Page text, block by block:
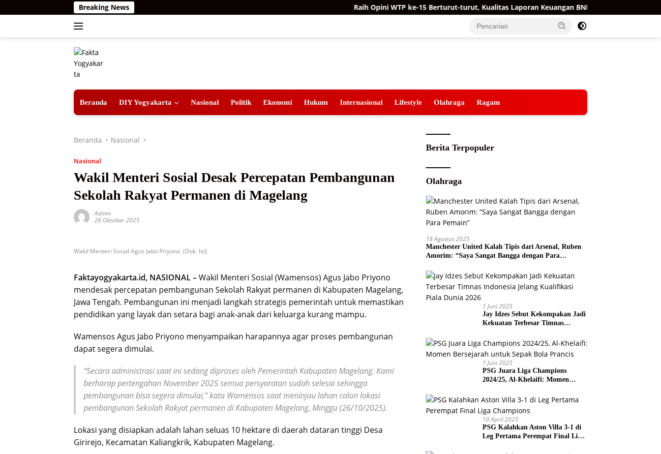
ke
Breaking News Raih Opini WTP ke-15 Berturut-turut, Kualitas Laporan Keuangan BNPB Diapresiasi BPK
Beranda DIY Yogyakarta Nasional Politik Ekonomi Hukum Internasional Lifestyle Olahraga Ragam
Beranda Nasional
Nasional
Wakil Menteri Sosial Desak Percepatan Pembangunan
Sekolah Rakyat Permanen di Magelang
Admin
26 Oktober 2025
Wakil Menteri Sosial Agus Jabo Priyono. (Dok. Ist)
Faktayogyakarta.id, NASIONAL –Wakil Menteri Sosial (Wamensos) Agus Jabo Priyono
mendesak percepatan pembangunan Sekolah Rakyat permanen di Kabupaten Magelang,
Jawa Tengah. Pembangunan ini menjadi langkah strategis pemerintah untuk memastikan
pendidikan yang layak dan setara bagi anak-anak dari keluarga kurang mampu.
Wamensos Agus Jabo Priyono menyampaikan harapannya agar proses pembangunan
dapat segera dimulai.
“Secara administrasi saat ini sedang diproses oleh Pemerintah Kabupaten Magelang. Kami
berharap pertengahan November 2025 semua persyaratan sudah selesai sehingga
pembangunan bisa segera dimulai,” kata Wamensos saat meninjau lahan calon lokasi
pembangunan Sekolah Rakyat permanen di Kabupaten Magelang, Minggu (26/10/2025).
Lokasi yang disiapkan adalah lahan seluas 10 hektare di daerah dataran tinggi Desa
Girirejo, Kecamatan Kaliangkrik, Kabupaten Magelang.
Berita Terpopuler
Olahraga
18 Agustus 2025
Manchester United Kalah Tipis dari Arsenal, Ruben
Amorim: “Saya Sangat Bangga dengan Para
1 Juni 2025
Jay Idzes Sebut Kekompakan Jadi
Kekuatan Terbesar Timnas
Dunia 2026
1 Juni 2025
PSG Juara Liga Champions
2024/25, Al-Khelaifi: Momen
Prancis
10 April 2025
PSG Kalahkan Aston Villa 3-1 di
Leg Pertama Perempat Final Liga